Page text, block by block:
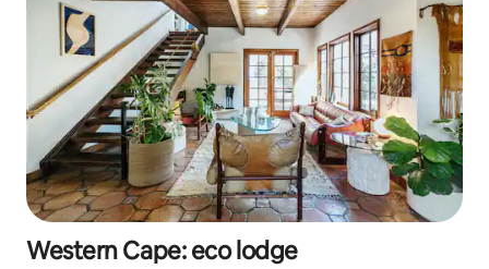
Western Cape: eco lodge